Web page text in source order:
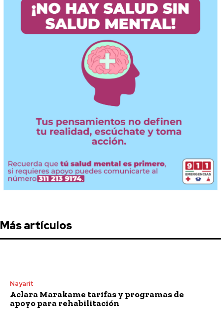
Más artículos
Nayarit
Aclara Marakame tarifas y programas de
apoyo para rehabilitación